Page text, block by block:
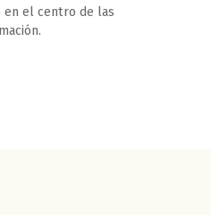
en el centro de las